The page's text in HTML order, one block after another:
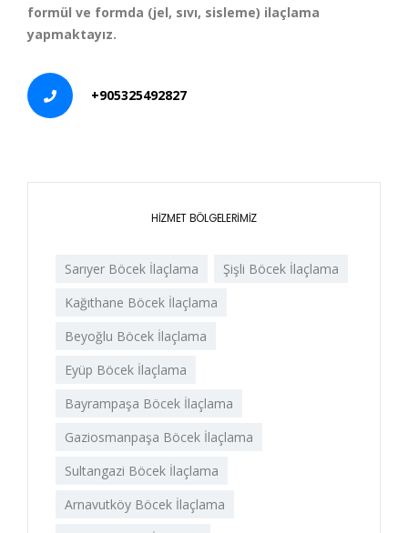
formül ve formda (jel, sıvı, sisleme) ilaçlama
yapmaktayız.
+905325492827
HİZMET BÖLGELERİMİZ
Sarıyer Böcek İlaçlama
Şişli Böcek İlaçlama
Kağıthane Böcek İlaçlama
Beyoğlu Böcek İlaçlama
Eyüp Böcek İlaçlama
Bayrampaşa Böcek İlaçlama
Gaziosmanpaşa Böcek İlaçlama
Sultangazi Böcek İlaçlama
Arnavutköy Böcek İlaçlama